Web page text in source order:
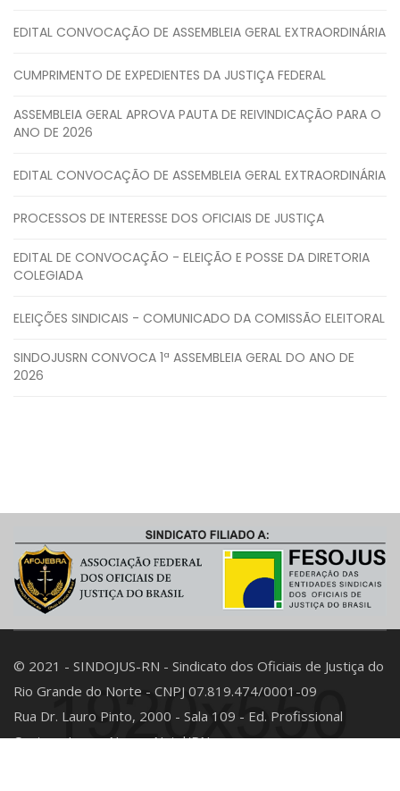
EDITAL CONVOCAÇÃO DE ASSEMBLEIA GERAL EXTRAORDINÁRIA
CUMPRIMENTO DE EXPEDIENTES DA JUSTIÇA FEDERAL
ASSEMBLEIA GERAL APROVA PAUTA DE REIVINDICAÇÃO PARA O
ANO DE 2026
EDITAL CONVOCAÇÃO DE ASSEMBLEIA GERAL EXTRAORDINÁRIA
PROCESSOS DE INTERESSE DOS OFICIAIS DE JUSTIÇA
EDITAL DE CONVOCAÇÃO - ELEIÇÃO E POSSE DA DIRETORIA
COLEGIADA
ELEIÇÕES SINDICAIS - COMUNICADO DA COMISSÃO ELEITORAL
SINDOJUSRN CONVOCA 1ª ASSEMBLEIA GERAL DO ANO DE
2026
© 2021 - SINDOJUS-RN - Sindicato dos Oficiais de Justiça do
Rio Grande do Norte - CNPJ 07.819.474/0001-09
Rua Dr. Lauro Pinto, 2000 - Sala 109 - Ed. Profissional
Center - Lagoa Nova - Natal/RN